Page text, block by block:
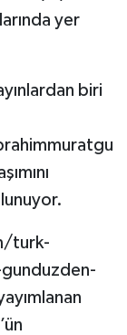
yer
biri
turk-